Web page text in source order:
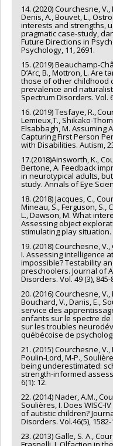
14. (2020) Courchesne,
Denis, A., Bouvet, L.,
interests and strengths,
pragmatic case-study,
Future Directions in
Psychology, 11, 2691.
15. (2019) Beauchamp-
D’Arc, B., Mottron, L. Are
those of other childhood
prevalence and
Spectrum Disorders. Vol.
16. (2019) Tesfaye, R.,
Lemieux,T., Shikako-
Elsabbagh, M. Assuming
Capturing First Person
with Disabilities. Autism,
17.(2018)Ainsworth, K.,
Bertone, A. Feedback
in neurotypical adults,
study. Annals of Eye
18. (2018) Jacques, C.,
Mineau, S., Ferguson, S.,
L., Dawson, M. What
Assessing object
stimulating play situation.
19. (2018) Courchesne,
I. Assessing intelligence
impossible? Testability
preschoolers. Journal of
Disorders. Vol. 49 (3), 845-
20. (2016) Courchesne,
Bouchard, V., Danis, E.,
service des
enfants sur le spectre
sur les troubles
québécoise de
21. (2015) Courchesne,
Poulin-Lord, M-P.,
being underestimated:
strength-informed
6(1): 12.
22. (2014) Nader, A.M.,
Soulières, I. Does WISC-
of autistic children?
Disorders. Vol.46(5), 1582-
23. (2013) Galle, S. A.,